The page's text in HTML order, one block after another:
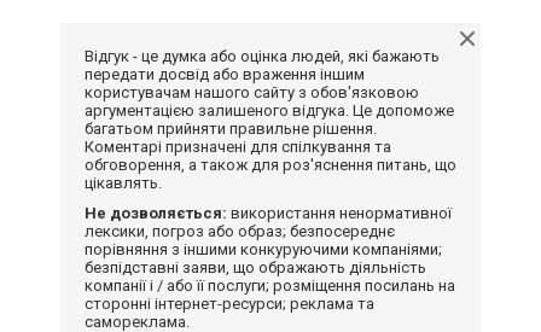
Відгук - це думка або оцінка людей, які бажають
передати досвід або враження іншим
користувачам нашого сайту з обов'язковою
аргументацією залишеного відгука. Це допоможе
багатьом прийняти правильне рішення.
Коментарі призначені для спілкування та
обговорення, а також для роз'яснення питань, що
цікавлять.
Не дозволяється: використання ненормативної
лексики, погроз або образ; безпосереднє
порівняння з іншими конкуруючими компаніями;
безпідставні заяви, що ображають діяльність
компанії і / або її послуги; розміщення посилань на
сторонні інтернет-ресурси; реклама та
самореклама.